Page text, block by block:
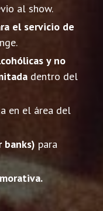
al show.
el servicio de
y no
dentro del
en el área del
banks) para